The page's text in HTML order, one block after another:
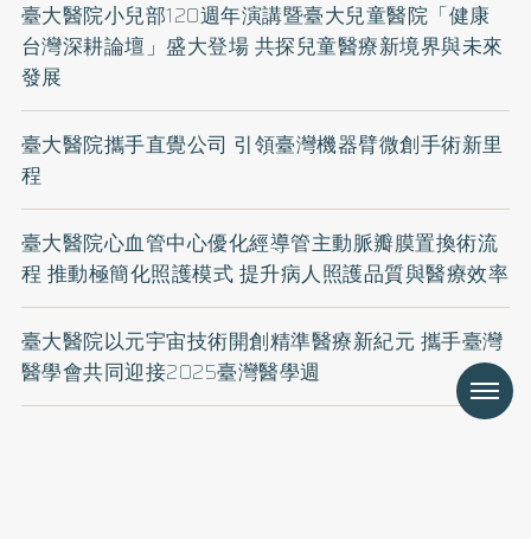
臺大醫院小兒部120週年演講暨臺大兒童醫院「健康
台灣深耕論壇」盛大登場 共探兒童醫療新境界與未來
發展
臺大醫院攜手直覺公司 引領臺灣機器臂微創手術新里
程
臺大醫院心血管中心優化經導管主動脈瓣膜置換術流
程 推動極簡化照護模式 提升病人照護品質與醫療效率
臺大醫院以元宇宙技術開創精準醫療新紀元 攜手臺灣
醫學會共同迎接2025臺灣醫學週
Menu